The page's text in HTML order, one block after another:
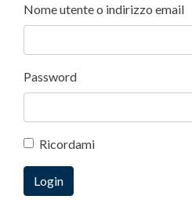
Nome utente o indirizzo email
Password
Ricordami